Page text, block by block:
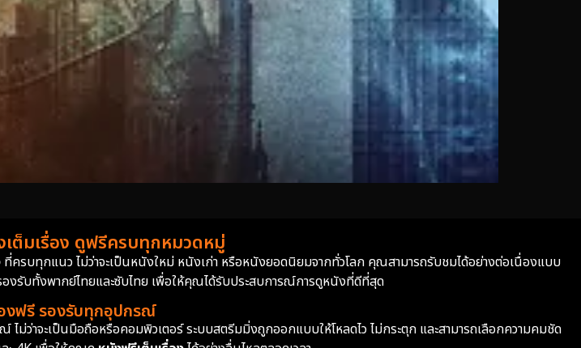
ต็มเรื่อง ดูฟรีครบทุกหมวดหมู่
ที่ครบทุกแนว ไม่ว่าจะเป็นหนังใหม่ หนังเก่า หรือหนังยอดนิยมจากทั่วโลก คุณสามารถรับชมได้อย่างต่อเนื่องแบบ
รับทั้งพากย์ไทยและซับไทย เพื่อให้คุณได้รับประสบการณ์การดูหนังที่ดีที่สุด
งฟรี รองรับทุกอุปกรณ์
ไม่ว่าจะเป็นมือถือหรือคอมพิวเตอร์ ระบบสตรีมมิ่งถูกออกแบบให้โหลดไว ไม่กระตุก และสามารถเลือกความคมชัด